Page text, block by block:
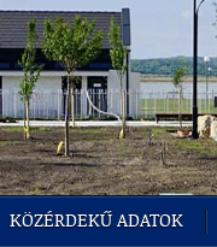
KÖZÉRDEKŰ ADATOK